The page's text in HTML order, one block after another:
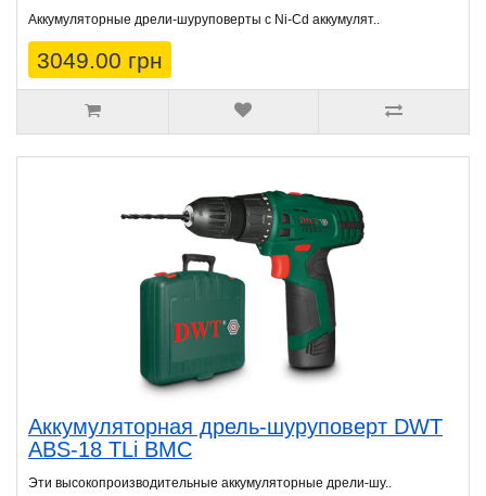
Аккумуляторные дрели-шуруповерты с Ni-Cd аккумулят..
3049.00 грн
Аккумуляторная дрель-шуруповерт DWT
ABS-18 TLi BMC
Эти высокопроизводительные аккумуляторные дрели-шу..